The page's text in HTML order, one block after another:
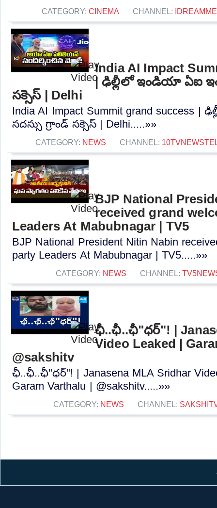
CATEGORY: CINEMA CHANNEL:
India AI Impact
| ఢిల్లీలో ఇండియా ఏఐ
సక్సెస్‌ | Delhi
India AI Impact Summit grand success
సదస్సు గ్రాండ్‌ సక్సెస్‌ | Delhi.....»»
CATEGORY: NEWS CHANNEL:
BJP National
received grand
Leaders At Mabubnagar | TV5
BJP National President Nitin Nabin
party Leaders At Mabubnagar | TV5.....»»
CATEGORY: NEWS CHANNEL:
ఛీ..ఛీ..ఛీ"ధర్"! |
Video Leaked |
@sakshitv
ఛీ..ఛీ..ఛీ"ధర్"! | Janasena MLA Sridhar
Garam Varthalu | @sakshitv.....»»
CATEGORY: NEWS CHANNEL: